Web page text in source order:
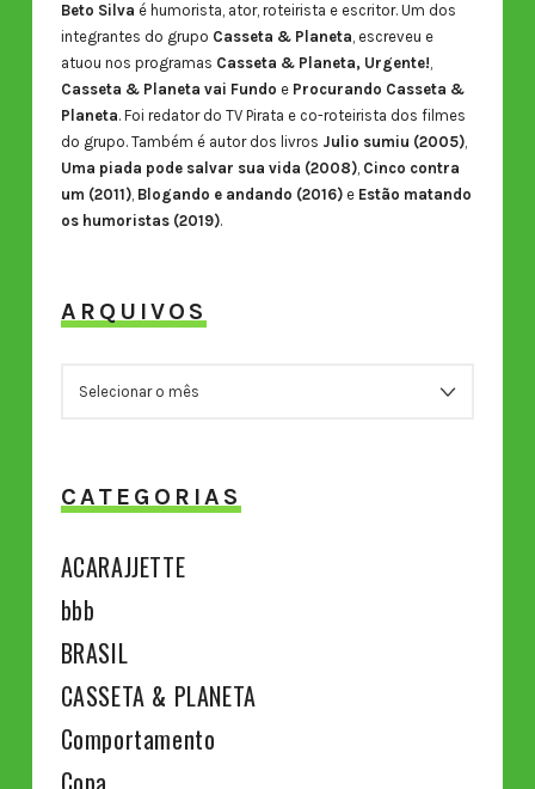
Beto Silva é humorista, ator, roteirista e escritor. Um dos
integrantes do grupo Casseta & Planeta, escreveu e
atuou nos programas Casseta & Planeta, Urgente!,
Casseta & Planeta vai Fundo e Procurando Casseta &
Planeta. Foi redator do TV Pirata e co-roteirista dos filmes
do grupo. Também é autor dos livros Julio sumiu (2005),
Uma piada pode salvar sua vida (2008), Cinco contra
um (2011), Blogando e andando (2016)e Estão matando
os humoristas (2019).
ARQUIVOS
CATEGORIAS
ACARAJJETTE
bbb
BRASIL
CASSETA & PLANETA
Comportamento
Copa